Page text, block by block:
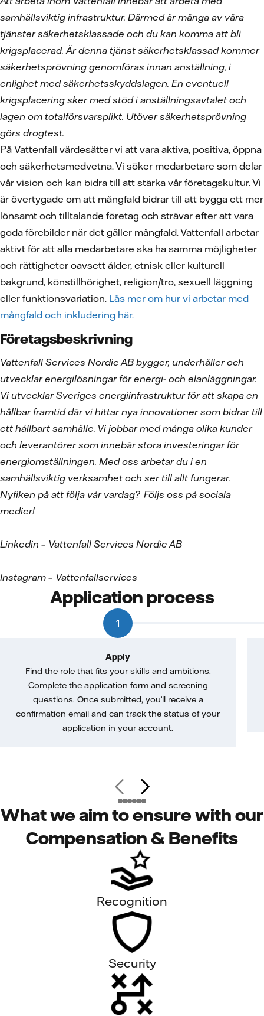
samhällsviktig infrastruktur. Därmed är många av våra
tjänster säkerhetsklassade och du kan komma att bli
krigsplacerad. Är denna tjänst säkerhetsklassad kommer
säkerhetsprövning genomföras innan anställning, i
enlighet med säkerhetsskyddslagen. En eventuell
krigsplacering sker med stöd i anställningsavtalet och
lagen om totalförsvarsplikt. Utöver säkerhetsprövning
görs drogtest.
På Vattenfall värdesätter vi att vara aktiva, positiva, öppna
och säkerhetsmedvetna. Vi söker medarbetare som delar
vår vision och kan bidra till att stärka vår företagskultur. Vi
är övertygade om att mångfald bidrar till att bygga ett mer
lönsamt och tilltalande företag och strävar efter att vara
goda förebilder när det gäller mångfald. Vattenfall arbetar
aktivt för att alla medarbetare ska ha samma möjligheter
och rättigheter oavsett ålder, etnisk eller kulturell
bakgrund, könstillhörighet, religion/tro, sexuell läggning
eller funktionsvariation. Läs mer om hur vi arbetar med
mångfald och inkludering här.
Företagsbeskrivning
Vattenfall Services Nordic AB bygger, underhåller och
utvecklar energilösningar för energi- och elanläggningar.
Vi utvecklar Sveriges energiinfrastruktur för att skapa en
hållbar framtid där vi hittar nya innovationer som bidrar till
ett hållbart samhälle. Vi jobbar med många olika kunder
och leverantörer som innebär stora investeringar för
energiomställningen. Med oss arbetar du i en
samhällsviktig verksamhet och ser till allt fungerar.
Nyfiken på att följa vår vardag? Följs oss på sociala
medier!
Linkedin – Vattenfall Services Nordic AB
Instagram – Vattenfallservices
Application process
1
Apply
Find the role that fits your skills and ambitions.
Complete the application form and screening
questions. Once submitted, you’ll receive a
confirmation email and can track the status of your
application in your account.
What we aim to ensure with our
Compensation & Benefits
Recognition
Security